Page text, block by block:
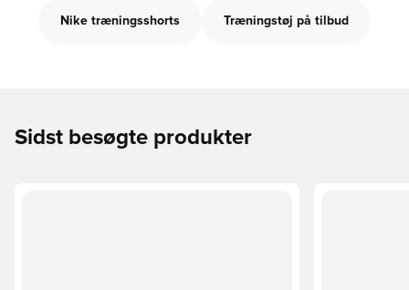
Nike træningsshorts Træningstøj på tilbud
Sidst besøgte produkter